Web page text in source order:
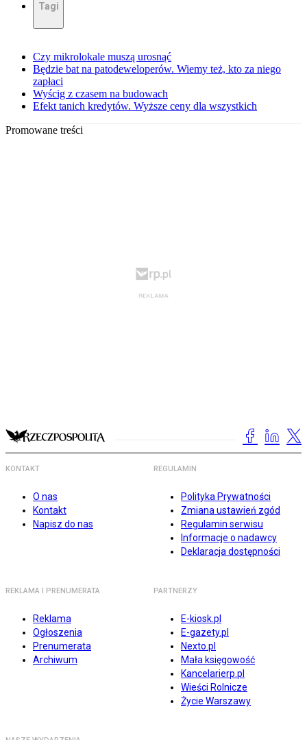
Tagi
Czy mikrolokale muszą urosnąć
Będzie bat na patodeweloperów. Wiemy też, kto za niego
zapłaci
Wyścig z czasem na budowach
Efekt tanich kredytów. Wyższe ceny dla wszystkich
Promowane treści
KONTAKT
O nas
Kontakt
Napisz do nas
REGULAMIN
Polityka Prywatności
Zmiana ustawień zgód
Regulamin serwisu
Informacje o nadawcy
Deklaracja dostępności
REKLAMA I PRENUMERATA
Reklama
Ogłoszenia
Prenumerata
Archiwum
PARTNERZY
E-kiosk.pl
E-gazety.pl
Nexto.pl
Mała księgowość
Kancelarierp.pl
Wieści Rolnicze
Życie Warszawy